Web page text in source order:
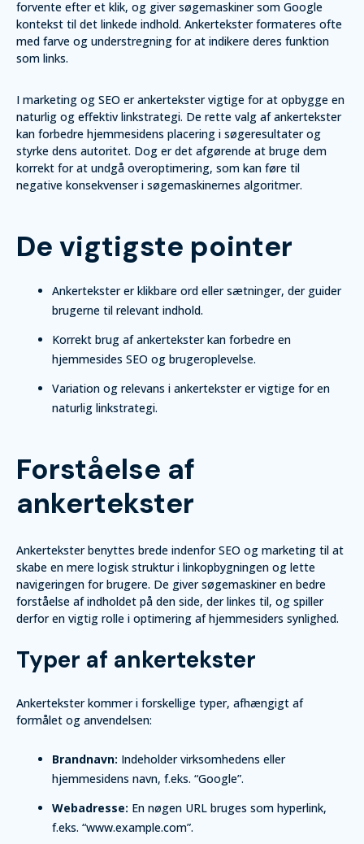
forvente efter et klik, og giver søgemaskiner som Google
kontekst til det linkede indhold. Ankertekster formateres ofte
med farve og understregning for at indikere deres funktion
som links.
I marketing og SEO er ankertekster vigtige for at opbygge en
naturlig og effektiv linkstrategi. De rette valg af ankertekster
kan forbedre hjemmesidens placering i søgeresultater og
styrke dens autoritet. Dog er det afgørende at bruge dem
korrekt for at undgå overoptimering, som kan føre til
negative konsekvenser i søgemaskinernes algoritmer.
De vigtigste pointer
Ankertekster er klikbare ord eller sætninger, der guider
brugerne til relevant indhold.
Korrekt brug af ankertekster kan forbedre en
hjemmesides SEO og brugeroplevelse.
Variation og relevans i ankertekster er vigtige for en
naturlig linkstrategi.
Forståelse af
ankertekster
Ankertekster benyttes brede indenfor SEO og marketing til at
skabe en mere logisk struktur i linkopbygningen og lette
navigeringen for brugere. De giver søgemaskiner en bedre
forståelse af indholdet på den side, der linkes til, og spiller
derfor en vigtig rolle i optimering af hjemmesiders synlighed.
Typer af ankertekster
Ankertekster kommer i forskellige typer, afhængigt af
formålet og anvendelsen:
Brandnavn: Indeholder virksomhedens eller
hjemmesidens navn, f.eks. “Google”.
Webadresse: En nøgen URL bruges som hyperlink,
f.eks. “www.example.com”.